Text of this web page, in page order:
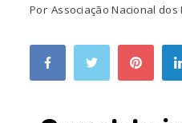
Por Associação Nacional